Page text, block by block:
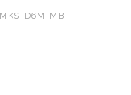
D6M-MB